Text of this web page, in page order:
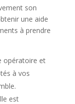
son
une aide
à prendre
opératoire et
à vos
est